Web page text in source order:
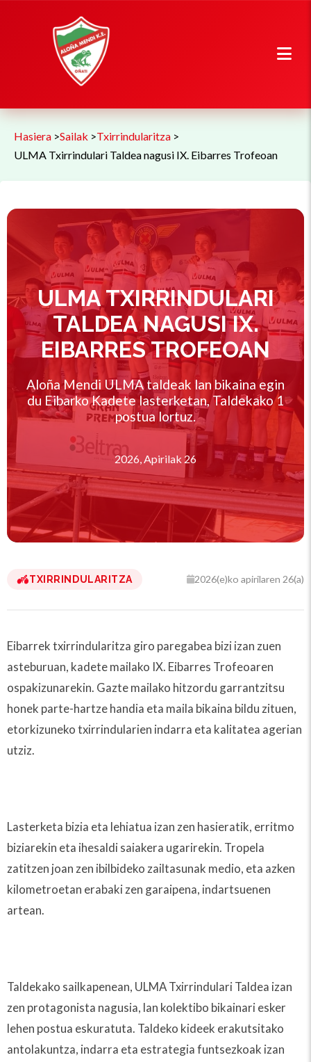
Hasiera >Sailak >Txirrindularitza >
ULMA Txirrindulari Taldea nagusi IX. Eibarres Trofeoan
ULMA TXIRRINDULARI
TALDEA NAGUSI IX.
EIBARRES TROFEOAN
Aloña Mendi ULMA taldeak lan bikaina egin
du Eibarko Kadete lasterketan, Taldekako 1
postua lortuz.
2026, Apirilak 26
TXIRRINDULARITZA 2026(e)ko apirilaren 26(a)
Eibarrek txirrindularitza giro paregabea bizi izan zuen
asteburuan, kadete mailako IX. Eibarres Trofeoaren
ospakizunarekin. Gazte mailako hitzordu garrantzitsu
honek parte-hartze handia eta maila bikaina bildu zituen,
etorkizuneko txirrindularien indarra eta kalitatea agerian
utziz.
Lasterketa bizia eta lehiatua izan zen hasieratik, erritmo
biziarekin eta ihesaldi saiakera ugarirekin. Tropela
zatitzen joan zen ibilbideko zailtasunak medio, eta azken
kilometroetan erabaki zen garaipena, indartsuenen
artean.
Taldekako sailkapenean, ULMA Txirrindulari Taldea izan
zen protagonista nagusia, lan kolektibo bikainari esker
lehen postua eskuratuta. Taldeko kideek erakutsitako
antolakuntza, indarra eta estrategia funtsezkoak izan